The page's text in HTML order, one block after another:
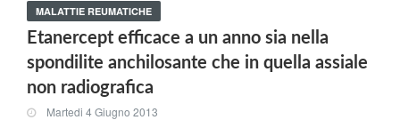
MALATTIE REUMATICHE
Etanercept efficace a un anno sia nella
spondilite anchilosante che in quella assiale
non radiografica
Martedi 4 Giugno 2013